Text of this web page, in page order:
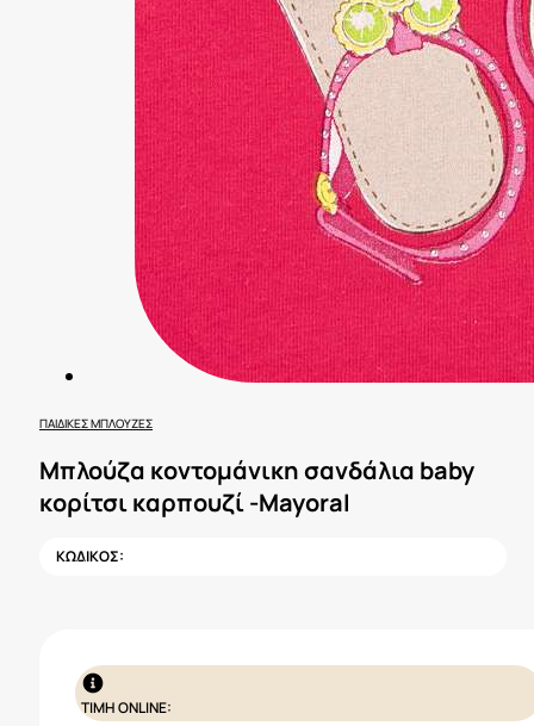
ΠΑΙΔΙΚΈΣ ΜΠΛΟΎΖΕΣ
Μπλούζα κοντομάνικη σανδάλια baby
κορίτσι καρπουζί -Mayoral
ΚΩΔΙΚΟΣ:
ΤΙΜΗ ONLINE: